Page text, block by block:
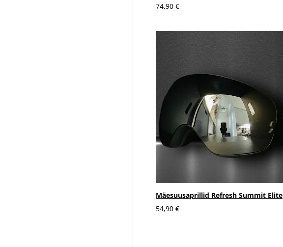
74,90 €
Mäesuusaprillid Refresh Summit Elite
54,90 €